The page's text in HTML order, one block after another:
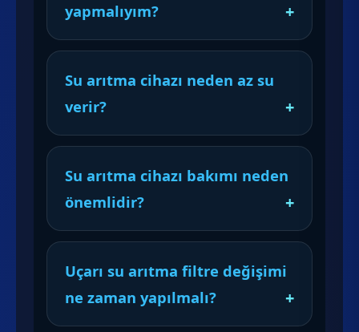
yapmalıyım?
Su arıtma cihazı neden az su
verir?
Su arıtma cihazı bakımı neden
önemlidir?
Uçarı su arıtma filtre değişimi
ne zaman yapılmalı?